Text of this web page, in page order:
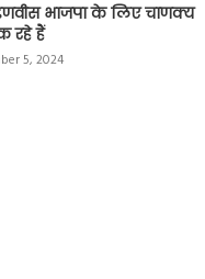
भाजपा के लिए चाणक्य
रहे हैं
5, 2024